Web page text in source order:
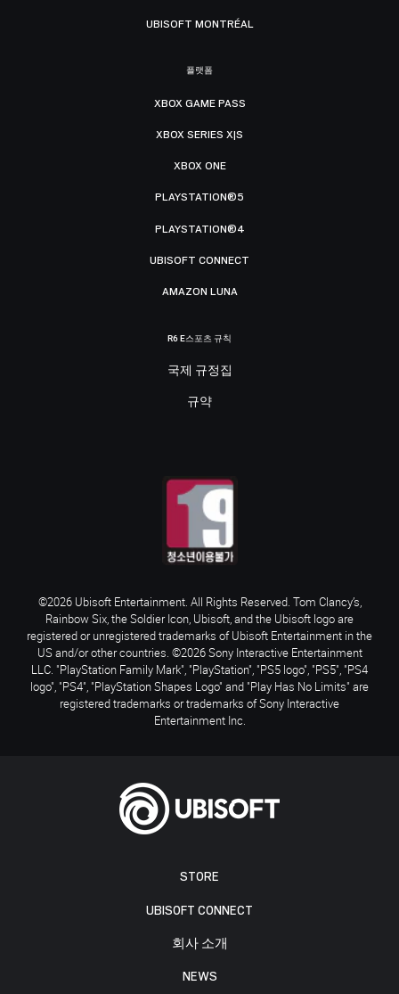
STORE
UBISOFT CONNECT
회사 소개
NEWS
UBISOFT MONTRÉAL
플랫폼
XBOX GAME PASS
XBOX SERIES X|S
XBOX ONE
PLAYSTATION®5
PLAYSTATION®4
UBISOFT CONNECT
AMAZON LUNA
R6 E스포츠 규칙
국제 규정집
규약
©2026 Ubisoft Entertainment. All Rights Reserved. Tom Clancy’s,
Rainbow Six, the Soldier Icon, Ubisoft, and the Ubisoft logo are
registered or unregistered trademarks of Ubisoft Entertainment in the
US and/or other countries. ©2026 Sony Interactive Entertainment
LLC. "PlayStation Family Mark", "PlayStation", "PS5 logo", "PS5", "PS4
logo", "PS4", "PlayStation Shapes Logo" and "Play Has No Limits" are
registered trademarks or trademarks of Sony Interactive
Entertainment Inc.